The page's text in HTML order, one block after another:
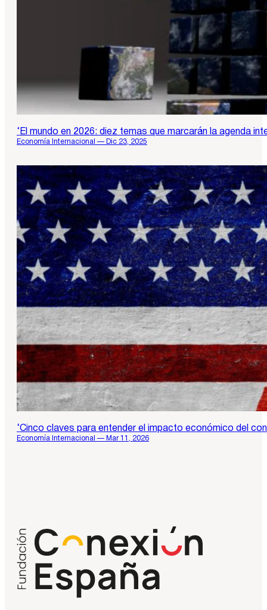
‘El mundo en 2026: diez temas que marcarán la agenda
Economía Internacional — Dic 23, 2025
‘Cinco claves para entender el impacto económico del
Economía Internacional — Mar 11, 2026